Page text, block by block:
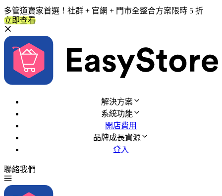
多管道賣家首選！社群 + 官網 + 門市全整合方案限時 5 折
立即查看
解決方案
系統功能
開店費用
品牌成長資源
登入
聯絡我們